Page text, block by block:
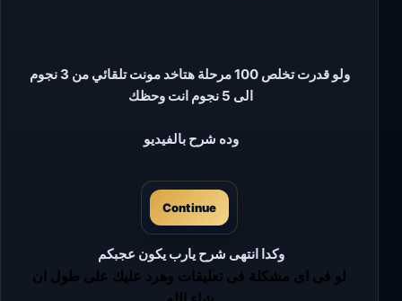
ولو قدرت تخلص 100 مرحلة هتاخد مونت تلقائي من 3 نجوم
الى 5 نجوم انت وحظك
وده شرح بالفيديو
Continue
وكدا انتهى شرح يارب يكون عجبكم
لو فى اى مشكلة فى تعليقات وهرد عليك على طول ان